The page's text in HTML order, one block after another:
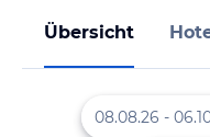
Übersicht